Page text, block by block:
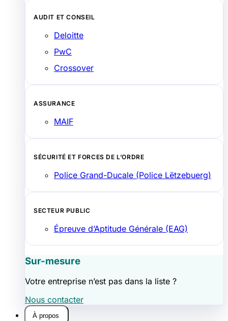
AUDIT ET CONSEIL
Deloitte
PwC
Crossover
ASSURANCE
MAIF
SÉCURITÉ ET FORCES DE L’ORDRE
Police Grand-Ducale (Police Lëtzebuerg)
SECTEUR PUBLIC
Épreuve d’Aptitude Générale (EAG)
Sur-mesure
Votre entreprise n’est pas dans la liste ?
Nous contacter
À propos